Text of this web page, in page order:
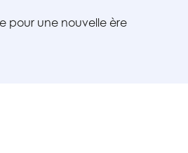
pour une nouvelle ère